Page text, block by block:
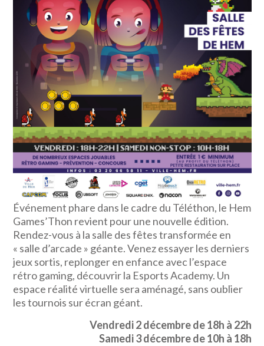
Événement phare dans le cadre du Téléthon, le Hem
Games’Thon revient pour une nouvelle édition.
Rendez-vous à la salle des fêtes transformée en
« salle d’arcade » géante. Venez essayer les derniers
jeux sortis, replonger en enfance avec l’espace
rétro gaming, découvrir la Esports Academy. Un
espace réalité virtuelle sera aménagé, sans oublier
les tournois sur écran géant.
Vendredi 2 décembre de 18h à 22h
Samedi 3 décembre de 10h à 18h